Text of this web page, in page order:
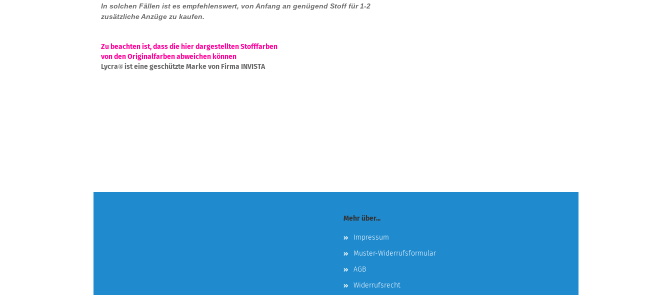
In solchen Fällen ist es empfehlenswert, von Anfang an genügend Stoff für 1-2
zusätzliche Anzüge zu kaufen.
Zu beachten ist, dass die hier dargestellten Stofffarben
von den Originalfarben abweichen können
Lycra® ist eine geschützte Marke von Firma INVISTA
Mehr über...
Impressum
Muster-Widerrufsformular
AGB
Widerrufsrecht